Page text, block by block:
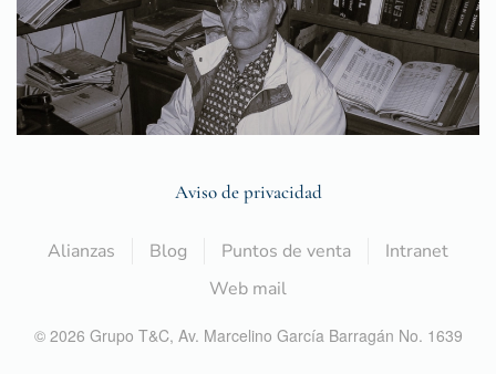
Aviso de privacidad
Alianzas Blog Puntos de venta
Intranet
Web mail
© 2026 Grupo T&C, Av. Marcelino García Barragán No. 1639